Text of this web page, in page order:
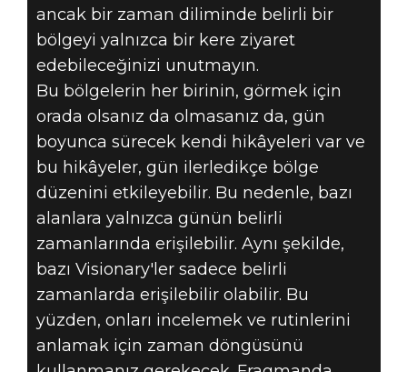
ancak bir zaman diliminde belirli bir
bölgeyi yalnızca bir kere ziyaret
edebileceğinizi unutmayın.
Bu bölgelerin her birinin, görmek için
orada olsanız da olmasanız da, gün
boyunca sürecek kendi hikâyeleri var ve
bu hikâyeler, gün ilerledikçe bölge
düzenini etkileyebilir. Bu nedenle, bazı
alanlara yalnızca günün belirli
zamanlarında erişilebilir. Aynı şekilde,
bazı Visionary'ler sadece belirli
zamanlarda erişilebilir olabilir. Bu
yüzden, onları incelemek ve rutinlerini
anlamak için zaman döngüsünü